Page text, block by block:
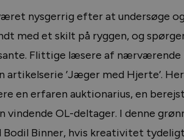
nysgerrig efter at undersøge
med et skilt på ryggen, og
Flittige læsere af nærværende
’Jæger med Hjerte’.
en erfaren auktionarius, en berejst
OL-deltager. I denne
Bodil Binner, hvis kreativitet